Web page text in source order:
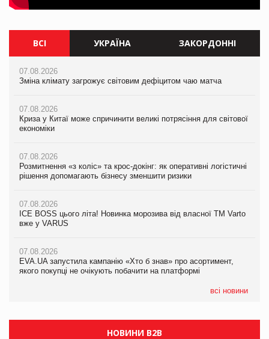
ВСІ УКРАЇНА ЗАКОРДОННІ
07.08.2026
Зміна клімату загрожує світовим дефіцитом чаю матча
07.08.2026
Криза у Китаї може спричинити великі потрясіння для світової
економіки
07.08.2026
Розмитнення «з коліс» та крос-докінг: як оперативні логістичні
рішення допомагають бізнесу зменшити ризики
07.08.2026
ICE BOSS цього літа! Новинка морозива від власної ТМ Varto
вже у VARUS
07.08.2026
EVA.UA запустила кампанію «Хто б знав» про асортимент,
якого покупці не очікують побачити на платформі
всі новини
07.08.2026
Зміна клімату загрожує світовим дефіцитом чаю матча
07.08.2026
Криза у Китаї може спричинити великі потрясіння для світової
економіки
07.08.2026
Розмитнення «з коліс» та крос-докінг: як оперативні логістичні
рішення допомагають бізнесу зменшити ризики
07.08.2026
ICE BOSS цього літа! Новинка морозива від власної ТМ Varto
вже у VARUS
07.08.2026
EVA.UA запустила кампанію «Хто б знав» про асортимент,
якого покупці не очікують побачити на платформі
07.08.2026
Зміна клімату загрожує світовим дефіцитом чаю матча
07.08.2026
Криза у Китаї може спричинити великі потрясіння для світової
економіки
07.08.2026
Kraft Heinz скоротила збиток у першому півріччі
Продажі Hugo Boss впали на 9%
НОВИНИ B2B